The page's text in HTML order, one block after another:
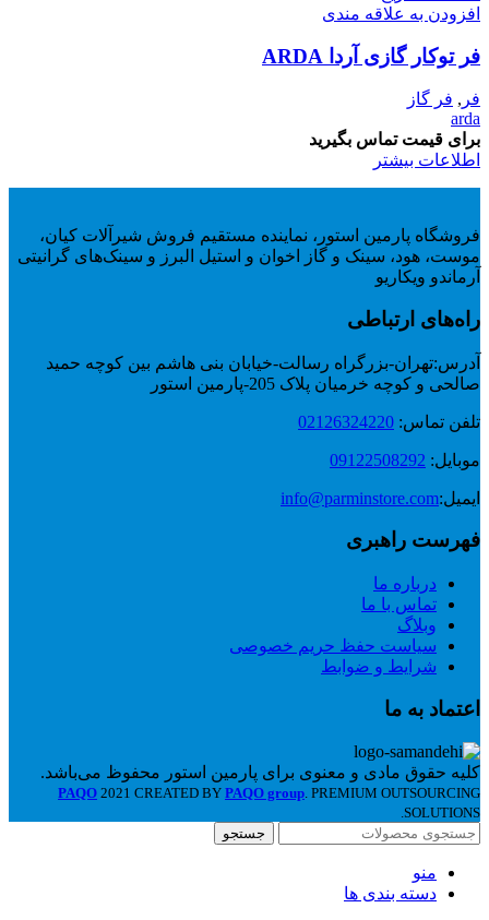
افزودن به علاقه مندی
فر توکار گازی آردا ARDA
فر , فر گاز
arda
برای قیمت تماس بگیرید
اطلاعات بیشتر
فروشگاه پارمین استور، نماینده مستقیم فروش شیرآلات کیان،
موست، هود، سینک و گاز اخوان و استیل البرز و سینک‌های گرانیتی
آرماندو ویکاریو
راه‌های ارتباطی
آدرس:تهران-بزرگراه رسالت-خیابان بنی هاشم بین کوچه حمید
صالحی و کوچه خرمیان پلاک 205-پارمین استور
تلفن تماس: 02126324220
موبایل: 09122508292
ایمیل:info@parminstore.com
فهرست راهبری
درباره ما
تماس با ما
وبلاگ
سیاست حفظ حریم خصوصی
شرایط و ضوابط
اعتماد به ما
کلیه حقوق مادی و معنوی برای پارمین استور محفوظ می‌باشد.
PAQO 2021 CREATED BY PAQO group . PREMIUM OUTSOURCING
SOLUTIONS.
جستجو
منو
دسته بندی ها